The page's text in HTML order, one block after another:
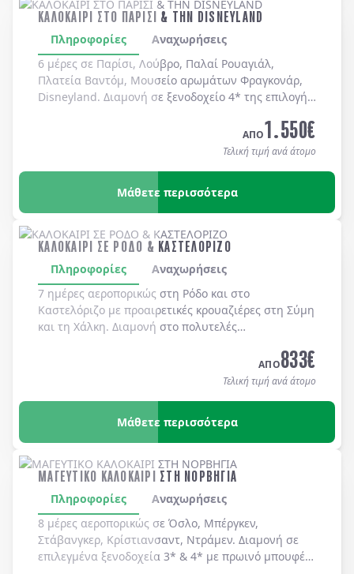
ΚΑΛΟΚΑΙΡΙ ΣΤΟ ΠΑΡΙΣΙ & ΤΗΝ DISNEYLAND
Πληροφορίες
Αναχωρήσεις
6 μέρες σε Παρίσι, Λούβρο, Παλαί Ρουαγιάλ,
Πλατεία Βαντόμ, Μουσείο αρωμάτων Φραγκονάρ,
Disneyland. Διαμονή σε ξενοδοχείo 4* της επιλογής
ΑΠΟ1.550€
Τελική τιμή ανά άτομο
Μάθετε περισσότερα
ΚΑΛΟΚΑΙΡΙ ΣΕ ΡΟΔΟ & ΚΑΣΤΕΛΟΡΙΖΟ
Πληροφορίες
Αναχωρήσεις
7 ημέρες αεροπορικώς στη Ρόδο και στο
Καστελόριζο με προαιρετικές κρουαζιέρες στη Σύμη
και τη Χάλκη. Διαμονή στο πολυτελές
(ημιδιατροφή).
ΑΠΟ833€
Τελική τιμή ανά άτομο
Μάθετε περισσότερα
ΜΑΓΕΥΤΙΚΟ ΚΑΛΟΚΑΙΡΙ ΣΤΗ ΝΟΡΒΗΓΙΑ
Πληροφορίες
Αναχωρήσεις
8 μέρες αεροπορικώς σε Όσλο, Μπέργκεν,
Στάβανγκερ, Κρίστιανσαντ, Ντράμεν. Διαμονή σε
επιλεγμένα ξενοδοχεία 3* & 4* με πρωινό μπουφέ